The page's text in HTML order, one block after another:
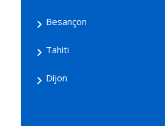
Besançon
Tahiti
Dijon